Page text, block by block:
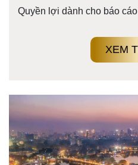
Quyền lợi dành cho báo
XEM